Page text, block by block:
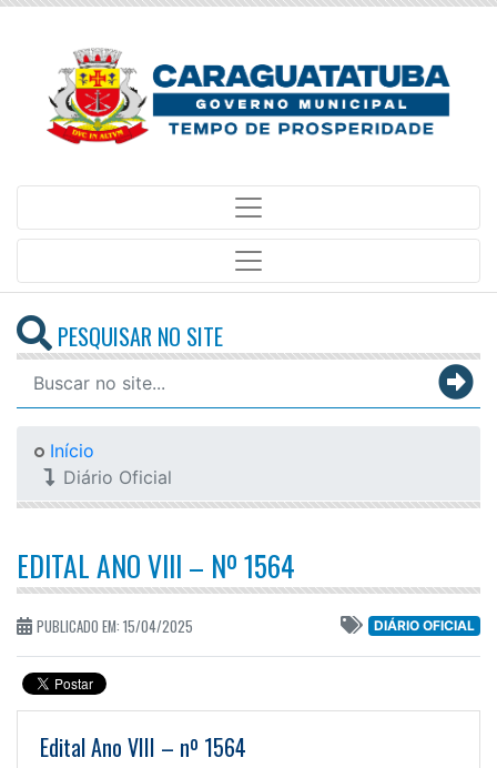
PESQUISAR NO SITE
Início
Diário Oficial
EDITAL ANO VIII – Nº 1564
PUBLICADO EM: 15/04/2025 DIÁRIO OFICIAL
Edital Ano VIII – nº 1564